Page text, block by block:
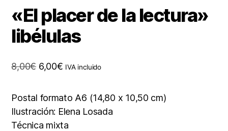
«El placer de la lectura»
libélulas
8,00€ El
original
era:
8,00€.
6,00€El
actual
es:
IVA incluido
Postal formato A6 (14,80 x 10,50 cm)
Ilustración: Elena Losada
Técnica mixta